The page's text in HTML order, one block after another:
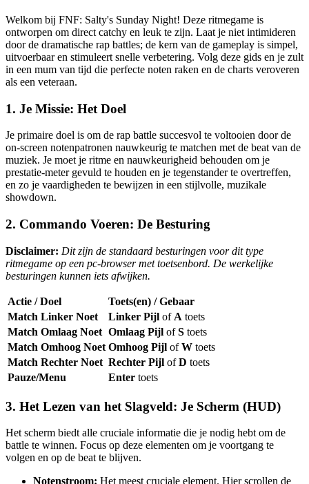
Welkom bij FNF: Salty's Sunday Night! Deze ritmegame is
ontworpen om direct catchy en leuk te zijn. Laat je niet intimideren
door de dramatische rap battles; de kern van de gameplay is simpel,
uitvoerbaar en stimuleert snelle verbetering. Volg deze gids en je zult
in een mum van tijd die perfecte noten raken en de charts veroveren
als een veteraan.
1. Je Missie: Het Doel
Je primaire doel is om de rap battle succesvol te voltooien door de
on-screen notenpatronen nauwkeurig te matchen met de beat van de
muziek. Je moet je ritme en nauwkeurigheid behouden om je
prestatie-meter gevuld te houden en je tegenstander te overtreffen,
en zo je vaardigheden te bewijzen in een stijlvolle, muzikale
showdown.
2. Commando Voeren: De Besturing
Disclaimer: Dit zijn de standaard besturingen voor dit type
ritmegame op een pc-browser met toetsenbord. De werkelijke
besturingen kunnen iets afwijken.
Actie / Doel
Toets(en) / Gebaar
Match Linker Noet
Linker Pijl of A toets
Match Omlaag Noet Omlaag Pijl ofS toets
Match Omhoog Noet Omhoog Pijl ofW toets
Match Rechter Noet Rechter Pijl ofD toets
Pauze/Menu
Enter toets
3. Het Lezen van het Slagveld: Je Scherm (HUD)
Het scherm biedt alle cruciale informatie die je nodig hebt om de
battle te winnen. Focus op deze elementen om je voortgang te
volgen en op de beat te blijven.
Notenstroom: Het meest cruciale element. Hier scrollen de